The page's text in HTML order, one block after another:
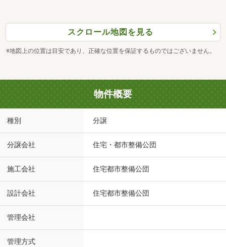
スクロール地図を見る
※地図上の位置は目安であり、正確な位置を保証するものではございません。
物件概要
種別 分譲
分譲会社 住宅・都市整備公団
施工会社 住宅都市整備公団
設計会社 住宅都市整備公団
管理会社
管理方式